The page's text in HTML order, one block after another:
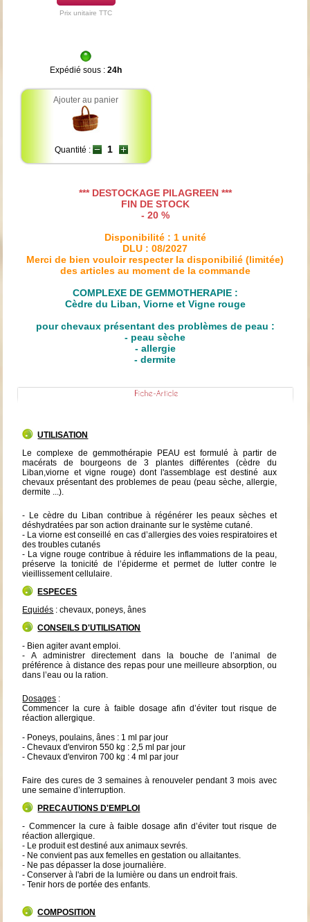
Prix unitaire TTC
Expédié sous :24h
Ajouter au panier
Quantité :
*** DESTOCKAGE PILAGREEN ***
FIN DE STOCK
- 20 %
Disponibilité : 1 unité
DLU : 08/2027
Merci de bien vouloir respecter la disponibilié (limitée)
des articles au moment de la commande
COMPLEXE DE GEMMOTHERAPIE :
Cèdre du Liban, Viorne et Vigne rouge
pour chevaux présentant des problèmes de peau :
- peau sèche
- allergie
- dermite
UTILISATION
Le complexe de gemmothérapie PEAU est formulé à partir de
macérats de bourgeons de 3 plantes différentes (cèdre du
Liban,viorne et vigne rouge) dont l'assemblage est destiné aux
chevaux présentant des problemes de peau (peau sèche, allergie,
dermite ...).
- Le cèdre du Liban contribue à régénérer les peaux sèches et
déshydratées par son action drainante sur le système cutané.
- La viorne est conseillé en cas d’allergies des voies respiratoires et
des troubles cutanés
- La vigne rouge contribue à réduire les inflammations de la peau,
préserve la tonicité de l’épiderme et permet de lutter contre le
vieillissement cellulaire.
ESPECES
Equidés : chevaux, poneys, ânes
CONSEILS D'UTILISATION
- Bien agiter avant emploi.
- A administrer directement dans la bouche de l’animal de
préférence à distance des repas pour une meilleure absorption, ou
dans l’eau ou la ration.
Dosages :
Commencer la cure à faible dosage afin d’éviter tout risque de
réaction allergique.
- Poneys, poulains, ânes : 1 ml par jour
- Chevaux d'environ 550 kg : 2,5 ml par jour
- Chevaux d'environ 700 kg : 4 ml par jour
Faire des cures de 3 semaines à renouveler pendant 3 mois avec
une semaine d’interruption.
PRECAUTIONS D'EMPLOI
- Commencer la cure à faible dosage afin d’éviter tout risque de
réaction allergique.
- Le produit est destiné aux animaux sevrés.
- Ne convient pas aux femelles en gestation ou allaitantes.
- Ne pas dépasser la dose journalière.
- Conserver à l'abri de la lumière ou dans un endroit frais.
- Tenir hors de portée des enfants.
COMPOSITION